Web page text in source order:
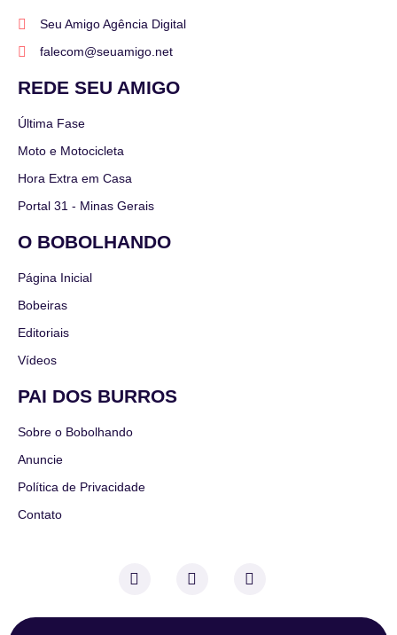
Seu Amigo Agência Digital
falecom@seuamigo.net
REDE SEU AMIGO
Última Fase
Moto e Motocicleta
Hora Extra em Casa
Portal 31 - Minas Gerais
O BOBOLHANDO
Página Inicial
Bobeiras
Editoriais
Vídeos
PAI DOS BURROS
Sobre o Bobolhando
Anuncie
Política de Privacidade
Contato